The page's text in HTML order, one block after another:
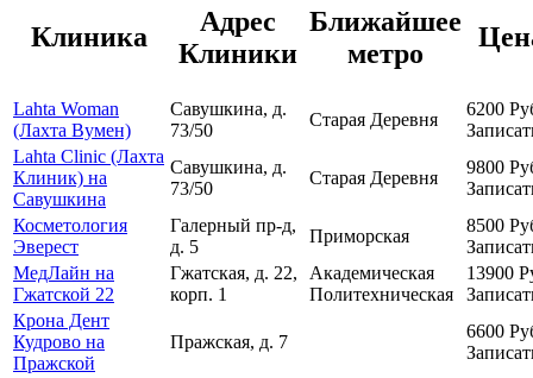
Клиника
Адрес
Клиники
Ближайшее
метро
Lahta Woman
(Лахта Вумен)
Савушкина, д.
73/50
Старая Деревня
6200
Lahta Clinic (Лахта
Клиник) на
Савушкина
Савушкина, д.
73/50
Старая Деревня
9800
Косметология
Эверест
Галерный пр-д,
д. 5
Приморская
8500
МедЛайн на
Гжатской 22
Гжатская, д. 22,
корп. 1
Академическая
Политехническая
13900
Крона Дент
Кудрово на
Пражской
Пражская, д. 7
6600